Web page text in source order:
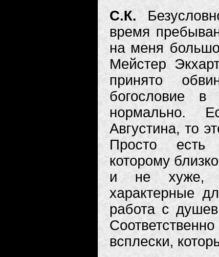
С.К.
время
на меня
Мейстер
принято
богословие в
нормально.
Августина, то
Просто есть
которому
и не хуже,
характерные
работа с
всплески,